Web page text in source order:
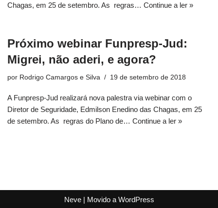
Chagas, em 25 de setembro. As regras… Continue a ler »
Próximo webinar Funpresp-Jud:
Migrei, não aderi, e agora?
por Rodrigo Camargos e Silva 19 de setembro de 2018
A Funpresp-Jud realizará nova palestra via webinar com o
Diretor de Seguridade, Edmilson Enedino das Chagas, em 25
de setembro. As regras do Plano de… Continue a ler »
Neve| Movido a WordPress